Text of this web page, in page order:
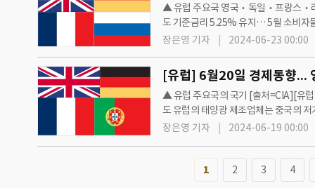
▲ 유럽 주요국 영국‧독일‧프랑스‧러
도 기준금리 5.25% 유지… 5월 소비자
회 연속 동결[영국] 英 청량음료 제조
장은영 기자 2024-06-23 00:00
▲ 유럽 주요국의 국기 [출처=CIA][유
도 유럽의 태양광 제조업체는 중국의
중 [영국] 공공정책연구소(IPPR), &l…
장은영 기자 2024-06-19 00:00
1 2 3 4